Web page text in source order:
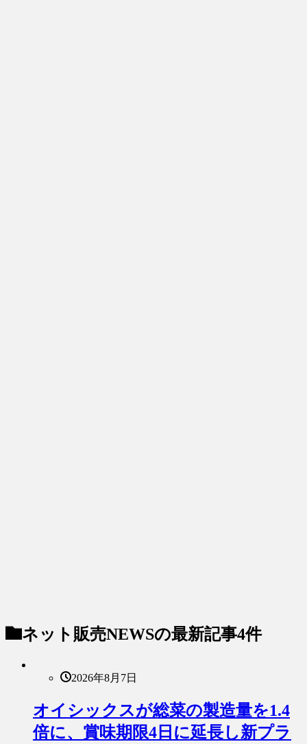
ネット販売NEWSの最新記事4件
2026年8月7日
オイシックスが総菜の製造量を1.4
倍に、賞味期限4日に延長し新プラ